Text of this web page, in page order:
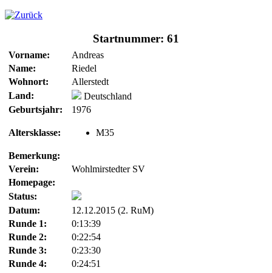
Startnummer: 61
Vorname:
Andreas
Name:
Riedel
Wohnort:
Allerstedt
Land:
Deutschland
Geburtsjahr:
1976
Altersklasse: M35
Bemerkung:
Verein:
Wohlmirstedter SV
Homepage:
Status:
Datum:
12.12.2015 (2. RuM)
Runde 1:
0:13:39
Runde 2:
0:22:54
Runde 3:
0:23:30
Runde 4:
0:24:51